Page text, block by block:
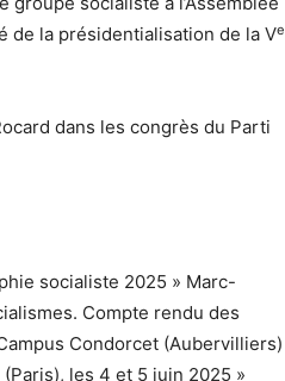
de la présidentialisation de la Ve
dans les congrès du Parti
socialiste 2025 » Marc-
Compte rendu des
Condorcet (Aubervilliers)
les 4 et 5 juin 2025 »